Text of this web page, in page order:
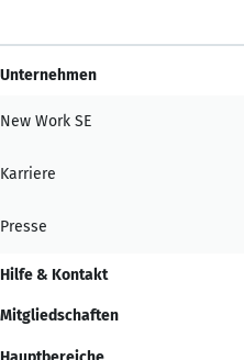
Unternehmen
New Work SE
Karriere
Presse
Hilfe & Kontakt
Mitgliedschaften